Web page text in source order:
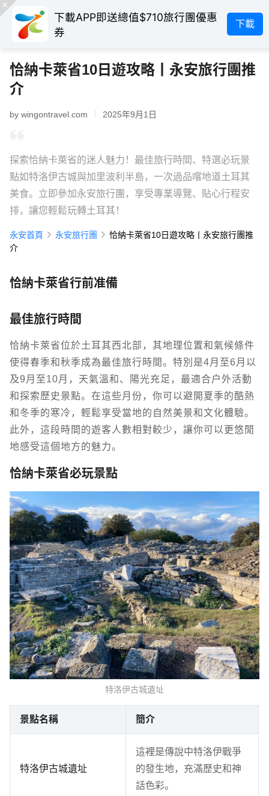
下載APP即送總值$710旅行團優惠
券
下載
恰納卡萊省10日遊攻略丨永安旅行團推
介
by wingontravel.com 2025年9月1日
探索恰納卡萊省的迷人魅力！最佳旅行時間、特選必玩景
點如特洛伊古城與加里波利半島，一次過品嚐地道土耳其
美食。立即參加永安旅行團，享受專業導覽、貼心行程安
排，讓您輕鬆玩轉土耳其！
永安首頁 永安旅行團
恰納卡萊省10日遊攻略丨永安旅行團推
介
恰納卡萊省行前准備
最佳旅行時間
恰納卡萊省位於土耳其西北部，其地理位置和氣候條件
使得春季和秋季成為最佳旅行時間。特別是4月至6月以
及9月至10月，天氣溫和、陽光充足，最適合戶外活動
和探索歷史景點。在這些月份，你可以避開夏季的酷熱
和冬季的寒冷，輕鬆享受當地的自然美景和文化體驗。
此外，這段時間的遊客人數相對較少，讓你可以更悠閒
地感受這個地方的魅力。
恰納卡萊省必玩景點
特洛伊古城遺址
景點名稱 簡介
特洛伊古城遺址
這裡是傳說中特洛伊戰爭
的發生地，充滿歷史和神
話色彩。